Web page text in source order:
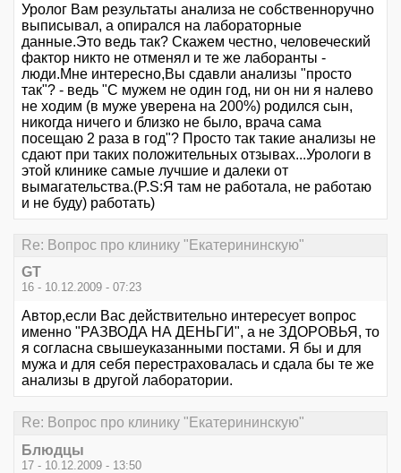
Уролог Вам результаты анализа не собственноручно
выписывал, а опирался на лабораторные
данные.Это ведь так? Скажем честно, человеческий
фактор никто не отменял и те же лаборанты -
люди.Мне интересно,Вы сдавли анализы "просто
так"? - ведь "С мужем не один год, ни он ни я налево
не ходим (в муже уверена на 200%) родился сын,
никогда ничего и близко не было, врача сама
посещаю 2 раза в год"? Просто так такие анализы не
сдают при таких положительных отзывах...Урологи в
этой клинике самые лучшие и далеки от
вымагательства.(P.S:Я там не работала, не работаю
и не буду) работать)
Re: Вопрос про клинику "Екатерининскую"
GT
16 - 10.12.2009 - 07:23
Автор,если Вас действительно интересует вопрос
именно "РАЗВОДА НА ДЕНЬГИ", а не ЗДОРОВЬЯ, то
я согласна свышеуказанными постами. Я бы и для
мужа и для себя перестраховалась и сдала бы те же
анализы в другой лаборатории.
Re: Вопрос про клинику "Екатерининскую"
Блюдцы
17 - 10.12.2009 - 13:50